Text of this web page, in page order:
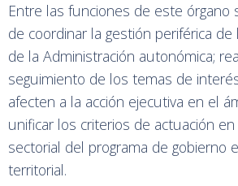
Entre las funciones de este órgano
de coordinar la gestión periférica
de la Administración autonómica;
seguimiento de los temas de
afecten a la acción ejecutiva en el
unificar los criterios de actuación en
sectorial del programa de gobierno
territorial.